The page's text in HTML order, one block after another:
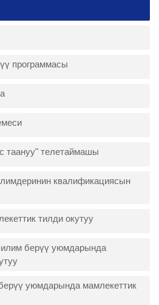
программасы
таануу" телетаймашы
квалификациясын
тилди окутуу
берүү уюмдарында
уюмдарында мамлекеттик